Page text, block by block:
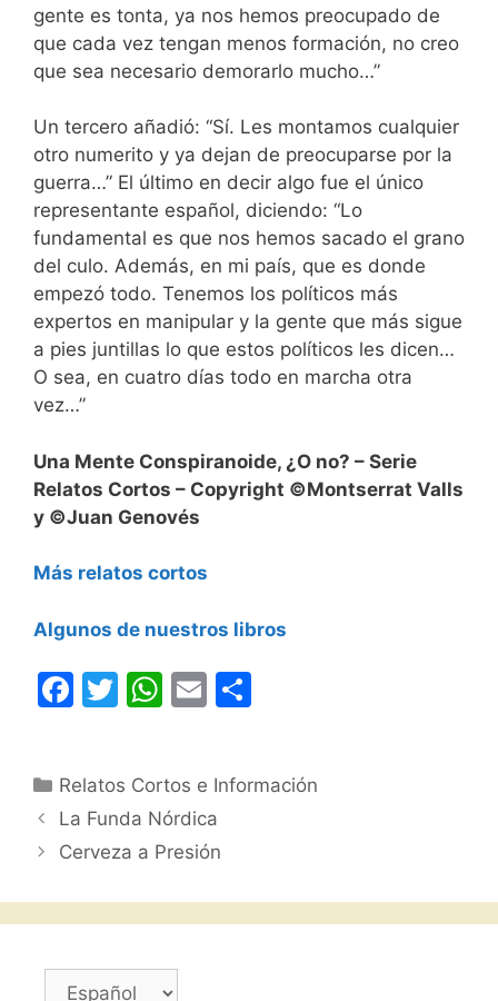
gente es tonta, ya nos hemos preocupado de
que cada vez tengan menos formación, no creo
que sea necesario demorarlo mucho…”
Un tercero añadió: “Sí. Les montamos cualquier
otro numerito y ya dejan de preocuparse por la
guerra…” El último en decir algo fue el único
representante español, diciendo: “Lo
fundamental es que nos hemos sacado el grano
del culo. Además, en mi país, que es donde
empezó todo. Tenemos los políticos más
expertos en manipular y la gente que más sigue
a pies juntillas lo que estos políticos les dicen…
O sea, en cuatro días todo en marcha otra
vez…”
Una Mente Conspiranoide, ¿O no? – Serie
Relatos Cortos – Copyright ©Montserrat Valls
y ©Juan Genovés
Más relatos cortos
Algunos de nuestros libros
F
e
b
o
o
k
T
er
W
s
A
p
p
E
l
p
Categorías
Relatos Cortos e Información
La Funda Nórdica
Cerveza a Presión
Elegir